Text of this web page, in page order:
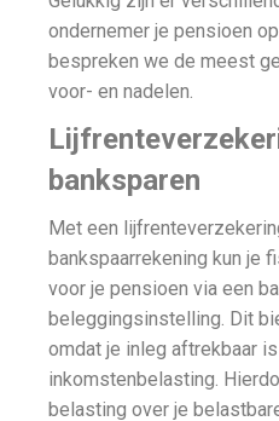
ondernemer je pensioen
bespreken we de meest
voor- en nadelen.
banksparen
Met een
bankspaarrekening kun je
voor je pensioen via een
beleggingsinstelling. Dit
omdat je inleg aftrekbaar
inkomstenbelasting.
belasting over je